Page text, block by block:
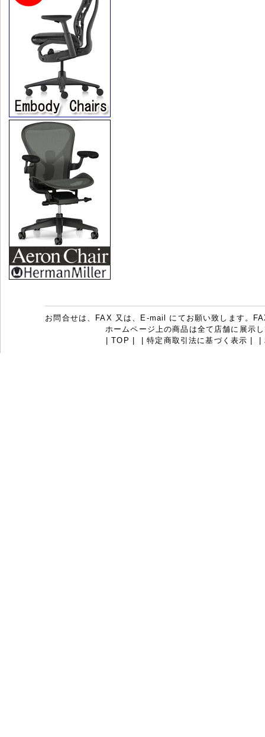
お問合せは、FAX 又は、E-mail にてお願い致します。
ホームページ上の商品は全て店舗に展示
|TOP |特定商取引法に基づく表示 |